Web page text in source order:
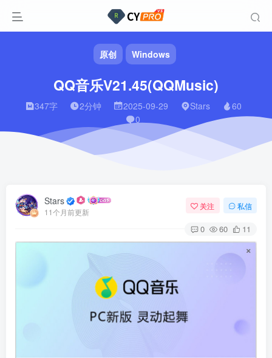
原创 Windows
QQ音乐V21.45(QQMusic)
347字 2分钟 2025-09-29 Stars
60
0
Stars
11个月前更新
关注 私信
0 60 11